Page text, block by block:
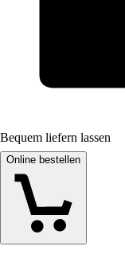
Bequem liefern lassen
Online bestellen